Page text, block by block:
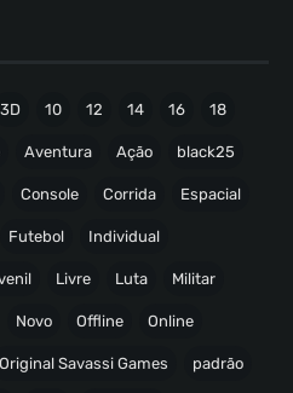
3D 10 12 14 16 18
Aventura Ação black25
Console Corrida Espacial
Futebol Individual
Livre Luta Militar
Novo Offline Online
Original Savassi Games padrão